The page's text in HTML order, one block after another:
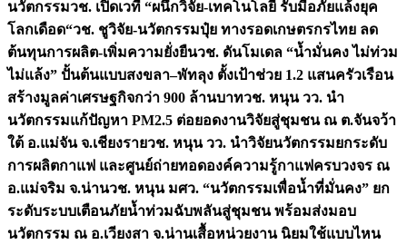
นวัตกรรมวช. เปิดเวที “ผนึกวิจัย-เทคโนโลยี รับมือภัยแล้งยุค
โลกเดือด“วช. ชูวิจัย-นวัตกรรมปุ๋ย ทางรอดเกษตรกรไทย ลด
ต้นทุนการผลิต-เพิ่มความยั่งยืนวช. ดันโมเดล “น้ำมั่นคง ไม่ท่วม
ไม่แล้ง” ปั้นต้นแบบสงขลา–พัทลุง ตั้งเป้าช่วย 1.2 แสนครัวเรือน
สร้างมูลค่าเศรษฐกิจกว่า 900 ล้านบาทวช. หนุน วว. นำ
นวัตกรรมแก้ปัญหา PM2.5 ต่อยอดงานวิจัยสู่ชุมชน ณ ต.จันจว้า
ใต้ อ.แม่จัน จ.เชียงรายวช. หนุน วว. นำวิจัยนวัตกรรมยกระดับ
การผลิตกาแฟ และศูนย์ถ่ายทอดองค์ความรู้กาแฟครบวงจร ณ
อ.แม่จริม จ.น่านวช. หนุน มศว. “นวัตกรรมเพื่อน้ำที่มั่นคง” ยก
ระดับระบบเตือนภัยน้ำท่วมฉับพลันสู่ชุมชน พร้อมส่งมอบ
นวัตกรรม ณ อ.เวียงสา จ.น่านเสื้อหน่วยงาน นิยมใช้แบบไหน